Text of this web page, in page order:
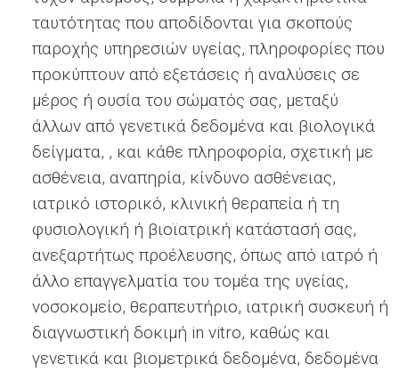
ταυτότητας που αποδίδονται για σκοπούς
παροχής υπηρεσιών υγείας, πληροφορίες που
προκύπτουν από εξετάσεις ή αναλύσεις σε
μέρος ή ουσία του σώματός σας, μεταξύ
άλλων από γενετικά δεδομένα και βιολογικά
δείγματα, , και κάθε πληροφορία, σχετική με
ασθένεια, αναπηρία, κίνδυνο ασθένειας,
ιατρικό ιστορικό, κλινική θεραπεία ή τη
φυσιολογική ή βιοϊατρική κατάστασή σας,
ανεξαρτήτως προέλευσης, όπως από ιατρό ή
άλλο επαγγελματία του τομέα της υγείας,
νοσοκομείο, θεραπευτήριο, ιατρική συσκευή ή
διαγνωστική δοκιμή in vitro, καθώς και
γενετικά και βιομετρικά δεδομένα, δεδομένα